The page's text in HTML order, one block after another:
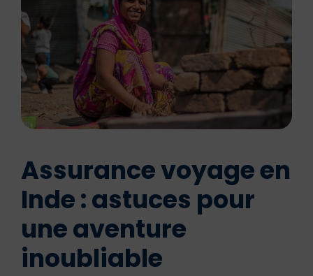
Assurance voyage en
Inde : astuces pour
une aventure
inoubliable